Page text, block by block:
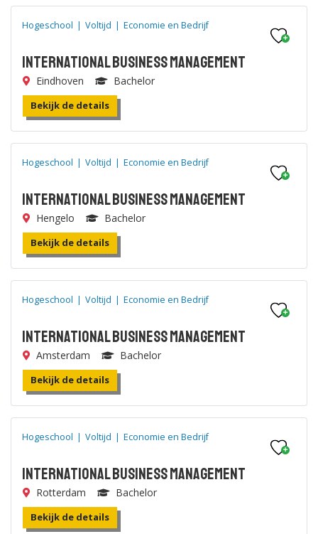
Hogeschool | Voltijd | Economie en Bedrijf
International Business Management
Eindhoven Bachelor
Bekijk de details
Hogeschool | Voltijd | Economie en Bedrijf
International Business Management
Hengelo Bachelor
Bekijk de details
Hogeschool | Voltijd | Economie en Bedrijf
International Business Management
Amsterdam Bachelor
Bekijk de details
Hogeschool | Voltijd | Economie en Bedrijf
International Business Management
Rotterdam Bachelor
Bekijk de details